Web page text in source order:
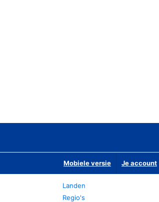
Mobiele versie Je account
Landen
Regio's